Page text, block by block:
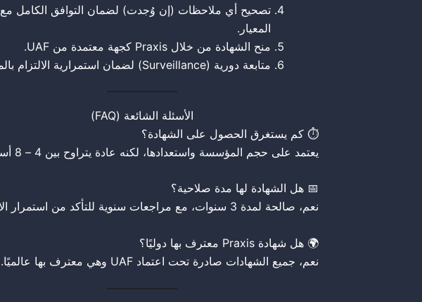
تصحيح أي ملاحظات (إن وُجدت) لضمان التوافق الكامل مع
المعيار.
منح الشهادة من خلال Praxis كجهة معتمدة من UAF.
متابعة دورية (Surveillance) لضمان استمرارية الالتزام بالمعيار.
الأسئلة الشائعة (FAQ)
⏱️ كم يستغرق الحصول على الشهادة؟
يعتمد على حجم المؤسسة واستعدادها، لكنه عادة يتراوح بين 4 – 8 أسابيع.
📅 هل الشهادة لها مدة صلاحية؟
نعم، صالحة لمدة 3 سنوات، مع مراجعات سنوية للتأكد من استمرار الالتزام.
🌍 هل شهادة Praxis معترف بها دوليًا؟
نعم، جميع الشهادات صادرة تحت اعتماد UAF وهي معترف بها عالميًا.